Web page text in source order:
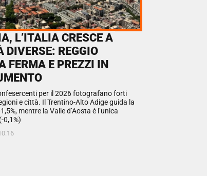
L’ITALIA CRESCE A
DIVERSE: REGGIO
FERMA E PREZZI IN
per il 2026 fotografano forti
e città. Il Trentino-Alto Adige guida la
mentre la Valle d’Aosta è l’unica
0,1%)